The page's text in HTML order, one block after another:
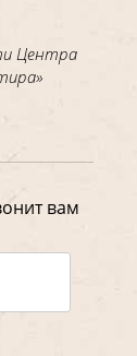
Центра
вам